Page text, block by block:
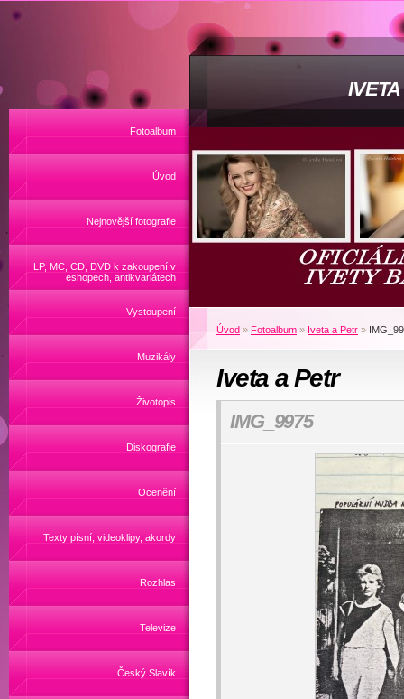
Fotoalbum
Úvod
Nejnovější fotografie
LP, MC, CD, DVD k zakoupení v
eshopech, antikvariátech
Vystoupení
Muzikály
Životopis
Diskografie
Ocenění
Texty písní, videoklipy, akordy
Rozhlas
Televize
Český Slavík
Úvod » Fotoalbum » Iveta a Petr »
Iveta a Petr
IMG_9975